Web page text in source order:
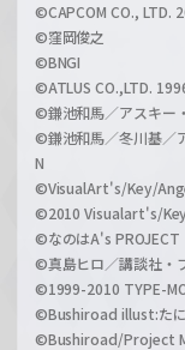
©CAPCOM CO., LTD.
©窪岡俊之
©BNGI
©ATLUS CO.,LTD.
©鎌池和馬／アスキー
©鎌池和馬／冬川基／
N
©VisualArt's/Key/
©2010 Visualart's/Key
©なのはA's PROJECT
©真島ヒロ／講談社・
©1999-2010 TYPE-
©Bushiroad illust:たに
©Bushiroad/Project